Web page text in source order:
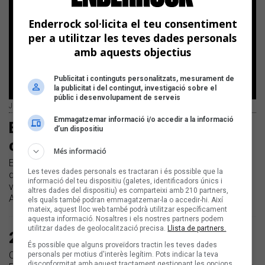
Judit Neddermann | Juan Miguel Morales
El Desfolca't omple de folk els
carrers de Calaf
El festival de música tradicional i popular tindrà lloc el
dissabte 17 de juny i tancarà el diumenge 18 amb un
vermut musical | Luar na Lubre, Judit Neddermann, Les
Absentes i Che Sudaka són alguns dels noms del cartell
25 anys de desFOLCa't
Calaf s'omple de música popular del 17 al 19 de juny
Enderrock sol·licita el teu consentiment
per a utilitzar les teves dades personals
amb aquests objectius
Publicitat i continguts personalitzats, mesurament de
la publicitat i del contingut, investigació sobre el
públic i desenvolupament de serveis
Emmagatzemar informació i/o accedir a la informació
d’un dispositiu
Més informació
Les teves dades personals es tractaran i és possible que la
informació del teu dispositiu (galetes, identificadors únics i
altres dades del dispositiu) es comparteixi amb 210 partners,
els quals també podran emmagatzemar-la o accedir-hi. Així
mateix, aquest lloc web també podrà utilitzar específicament
aquesta informació. Nosaltres i els nostres partners podem
utilitzar dades de geolocalització precisa. Llista de partners.
És possible que alguns proveïdors tractin les teves dades
personals per motius d'interès legítim. Pots indicar la teva